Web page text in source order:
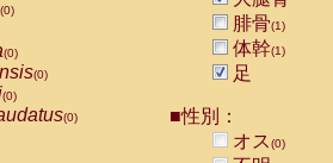
(0)
(0)
(0)
(0)
(0)
腓骨(1)
体幹(1)
足
■性別：
オス(0)